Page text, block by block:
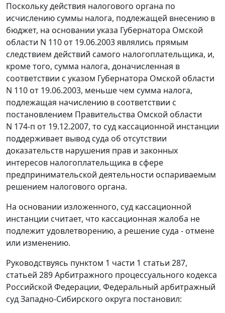
Поскольку действия налогового органа по
исчислению суммы налога, подлежащей внесению в
бюджет, на основании указа Губернатора Омской
области N 110 от 19.06.2003 являлись прямым
следствием действий самого налогоплательщика, и,
кроме того, сумма налога, доначисленная в
соответствии с указом Губернатора Омской области
N 110 от 19.06.2003, меньше чем сумма налога,
подлежащая начислению в соответствии с
постановлением Правительства Омской области
N 174-п от 19.12.2007, то суд кассационной инстанции
поддерживает вывод суда об отсутствии
доказательств нарушения прав и законных
интересов налогоплательщика в сфере
предпринимательской деятельности оспариваемым
решением налогового органа.
На основании изложенного, суд кассационной
инстанции считает, что кассационная жалоба не
подлежит удовлетворению, а решение суда - отмене
или изменению.
Руководствуясь пунктом 1 части 1 статьи 287,
статьей 289Арбитражного процессуального кодекса
Российской Федерации, Федеральный арбитражный
суд Западно-Сибирского округа постановил: